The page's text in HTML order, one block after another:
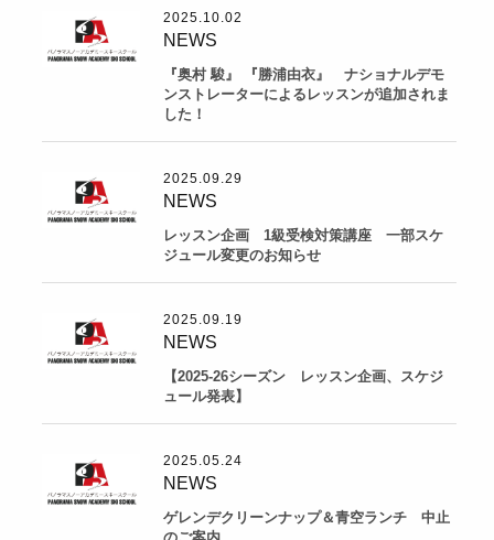
2025.10.02
NEWS
『奥村 駿』 『勝浦由衣』 ナショナルデモ
ンストレーターによるレッスンが追加されま
した！
2025.09.29
NEWS
レッスン企画 1級受検対策講座 一部スケ
ジュール変更のお知らせ
2025.09.19
NEWS
【2025-26シーズン レッスン企画、スケジ
ュール発表】
2025.05.24
NEWS
ゲレンデクリーンナップ＆青空ランチ 中止